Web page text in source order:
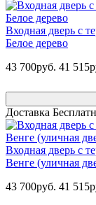
Входная дверь с
Белое дерево
43 700руб. 41
Доставка
Входная дверь с
Венге (уличная
43 700руб. 41